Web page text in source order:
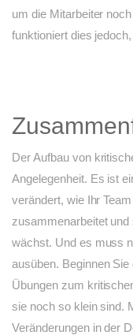
um die Mitarbeiter
funktioniert dies
Der Aufbau von
Angelegenheit. Es ist
verändert, wie Ihr
zusammenarbeitet
wächst. Und es muss
ausüben. Beginnen
Übungen zum
sie noch so klein sind.
Veränderungen in der